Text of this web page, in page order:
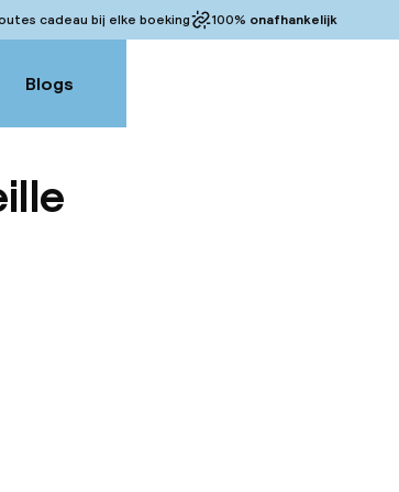
cadeau bij elke boeking 100% onafhankelijk
Blogs